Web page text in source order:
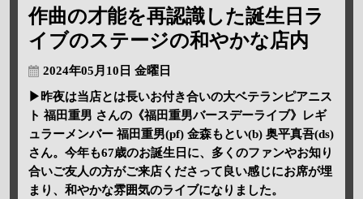
作曲の才能を再認識した誕生日ラ
イブのステージの和やかな店内
2024年05月10日 金曜日
▶昨夜は当店とは長いお付き合いの大ベテランピアニス
ト 福田重男 さんの《福田重男バースデーライブ》レギ
ュラーメンバー 福田重男(pf) 金森もとい(b) 奥平真吾(ds)
さん。今年も67歳のお誕生日に、多くのファンやお知り
合いご友人の方がご来店くださって良い感じにお席が埋
まり、和やかな雰囲気のライブになりました。